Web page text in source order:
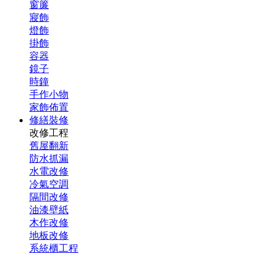
窗簾
寢飾
燈飾
掛飾
容器
鏡子
時鐘
手作小物
家飾佈置
修繕裝修
改修工程
舊屋翻新
防水抓漏
水電改修
冷氣空調
隔間改修
油漆壁紙
木作改修
地板改修
系統櫃工程